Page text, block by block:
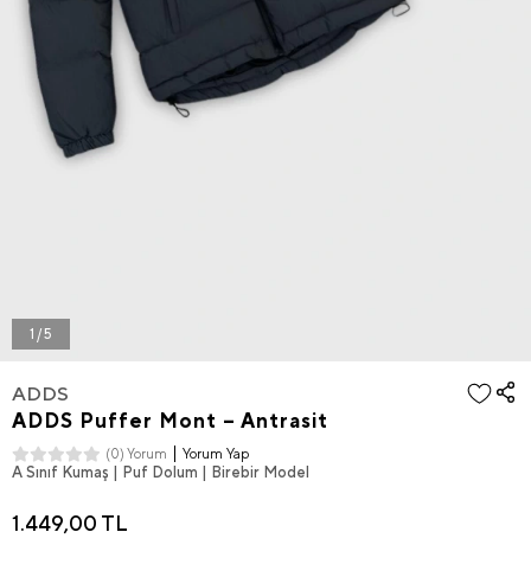
1 / 5
ADDS
ADDS Puffer Mont – Antrasit
(0) Yorum Yorum Yap
A Sınıf Kumaş | Puf Dolum | Birebir Model
1.449,00 TL